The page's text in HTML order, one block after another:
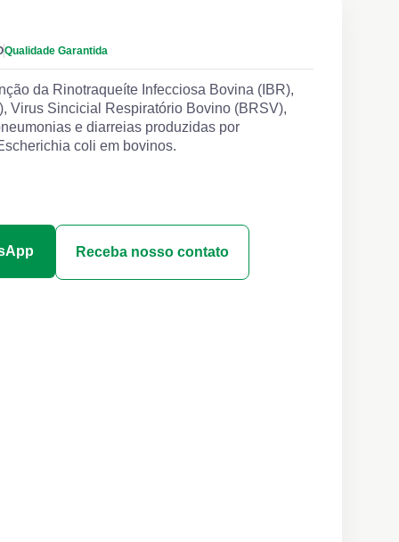
Qualidade Garantida
da Rinotraqueíte Infecciosa Bovina (IBR),
Virus Sincicial Respiratório Bovino (BRSV),
e diarreias produzidas por
coli em bovinos.
Receba nosso contato